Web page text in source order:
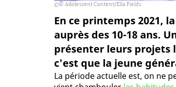
© Adolescent Content/Ella Fields
En ce printemps 2021,
auprès des 10-18 ans.
présenter leurs projets
c'est que la jeune
La période actuelle est, on ne